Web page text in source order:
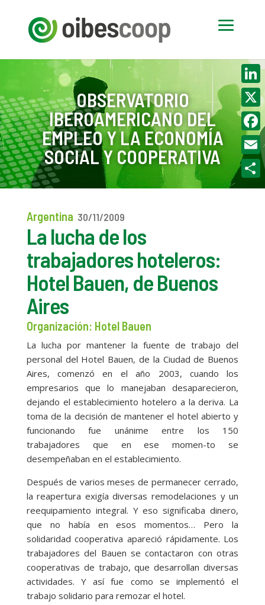
OBSERVATORIO
IBEROAMERICANO DEL
EMPLEO Y LA ECONOMÍA
SOCIAL Y COOPERATIVA
Argentina 30/11/2009
La lucha de los
trabajadores hoteleros:
Hotel Bauen, de Buenos
Aires
Organización: Hotel Bauen
La lucha por mantener la fuente de trabajo del
personal del Hotel Bauen, de la Ciudad de Buenos
Aires, comenzó en el año 2003, cuando los
empresarios que lo manejaban desaparecieron,
dejando el establecimiento hotelero a la deriva. La
toma de la decisión de mantener el hotel abierto y
funcionando fue unánime entre los 150
trabajadores que en ese momen-to se
desempeñaban en el establecimiento.
Después de varios meses de permanecer cerrado,
la reapertura exigía diversas remodelaciones y un
reequipamiento integral. Y eso significaba dinero,
que no había en esos momentos… Pero la
solidaridad cooperativa apareció rápidamente. Los
trabajadores del Bauen se contactaron con otras
cooperativas de trabajo, que desarrollan diversas
actividades. Y así fue como se implementó el
trabajo solidario para remozar el hotel.
X
Email